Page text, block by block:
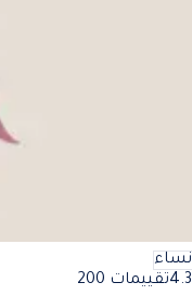
أفضل جلسة
نساء
4.3تقييمات 200